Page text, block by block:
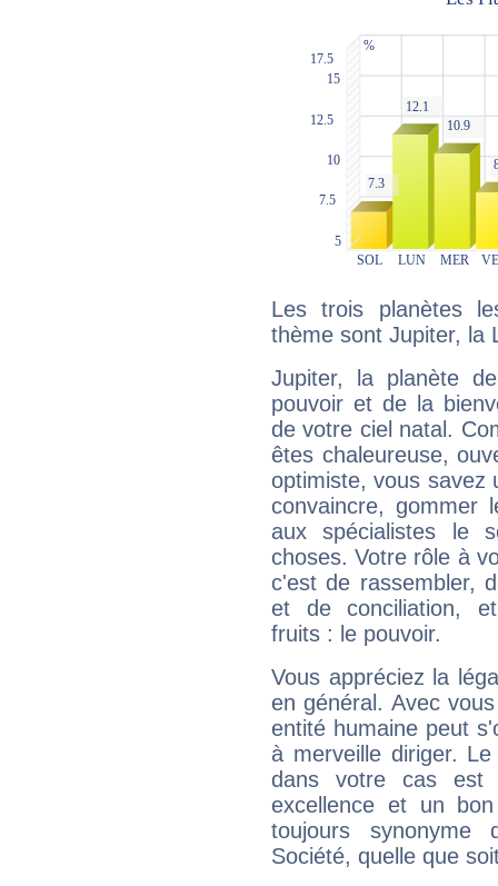
Les trois planètes
thème sont Jupiter, la
Jupiter, la planète
pouvoir et de la
de votre ciel natal.
êtes chaleureuse,
optimiste, vous savez
convaincre, gommer
aux spécialistes le
choses. Votre rôle à
c'est de rassembler,
et de conciliation,
fruits : le pouvoir.
Vous appréciez la
en général. Avec
entité humaine peut
à merveille diriger.
dans votre cas est
excellence et un
toujours synonyme
Société, quelle que